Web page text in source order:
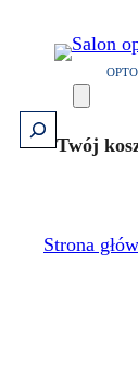
Szukaj
Twój
Strona